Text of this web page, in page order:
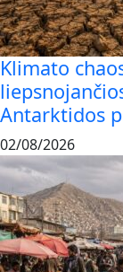
Klimato
Antarktidos
02/08/2026